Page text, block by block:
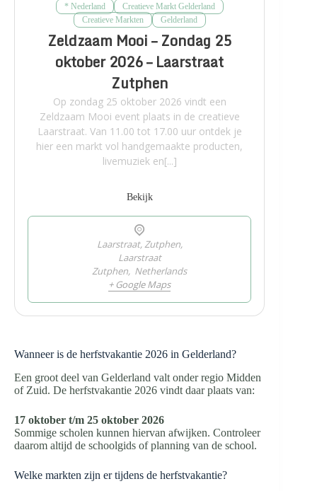
* Nederland
Creatieve Markt Gelderland
Creatieve Markten
Gelderland
Zeldzaam Mooi – Zondag 25
oktober 2026 – Laarstraat
Zutphen
Op zondag 25 oktober 2026 vindt een
Zeldzaam Mooi event plaats in de creatieve
Laarstraat. Van 11.00 tot 17.00 uur ontdek je
hier een markt vol handgemaakte producten,
livemuziek en[...]
Bekijk
Laarstraat, Zutphen,
Laarstraat
Zutphen, Netherlands
+ Google Maps
Wanneer is de herfstvakantie 2026 in Gelderland?
Een groot deel van Gelderland valt onder regio Midden
of Zuid. De herfstvakantie 2026 vindt daar plaats van:
17 oktober t/m 25 oktober 2026
Sommige scholen kunnen hiervan afwijken. Controleer
daarom altijd de schoolgids of planning van de school.
Welke markten zijn er tijdens de herfstvakantie?